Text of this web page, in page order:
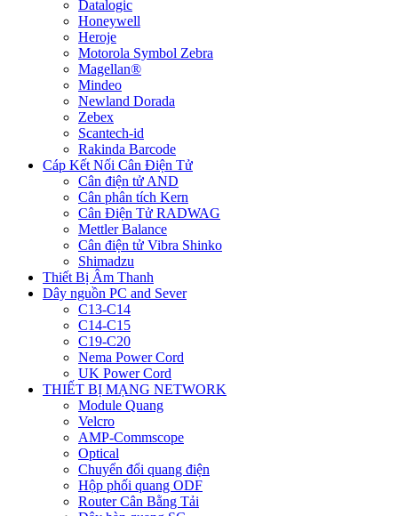
Datalogic
Honeywell
Heroje
Motorola Symbol Zebra
Magellan®
Mindeo
Newland Dorada
Zebex
Scantech-id
Rakinda Barcode
Cáp Kết Nối Cân Điện Tử
Cân điện tử AND
Cân phân tích Kern
Cân Điện Tử RADWAG
Mettler Balance
Cân điện tử Vibra Shinko
Shimadzu
Thiết Bị Âm Thanh
Dây nguồn PC and Sever
C13-C14
C14-C15
C19-C20
Nema Power Cord
UK Power Cord
THIẾT BỊ MẠNG NETWORK
Module Quang
Velcro
AMP-Commscope
Optical
Chuyển đổi quang điện
Hộp phối quang ODF
Router Cân Bằng Tải